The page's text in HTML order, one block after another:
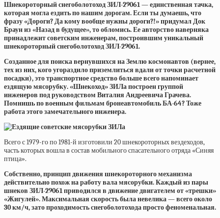
Шнекороторный снегоболотоход ЗИЛ-29061 — единственная тачка,
которая могла ездить по нашим дорогам. Если ты думаешь, что
фразу «Дороги? Да кому вообще нужны дороги?!» придумал Док
Браун из «Назад в будущее», то обломись. Ее авторство наверняка
принадлежит советским инженерам, построившим уникальный
шнекороторный снегоболотоход ЗИЛ-29061.
Созданное для поиска вернувшихся на Землю космонавтов (вернее,
тех из них, кого угораздило приземлиться вдали от точки расчетной
посадки), это транспортное средство больше всего напоминает
ездящую мясорубку. «Шнекоход» ЗИЛа построен группой
инженеров под руководством Виталия Андреевича Грачева.
Помнишь по военным фильмам бронеавтомобиль БА-64? Тоже
работа этого замечательного инженера.
Всего с 1979-го по 1981-й изготовили 20 шнекороторных вездеходов,
часть которых вошла в состав мобильного спасательного отряда «Синяя
птица».
Собственно, принцип движения шнекороторного механизма
действительно похож на работу вала мясорубки. Каждый из пары
шнеков ЗИЛ-29061 приводился в движение двигателем от «трешки»
«Жигулей». Максимальная скорость была невелика — всего около
30 км/ч, зато проходимость снегоболотохода просто феноменальная.